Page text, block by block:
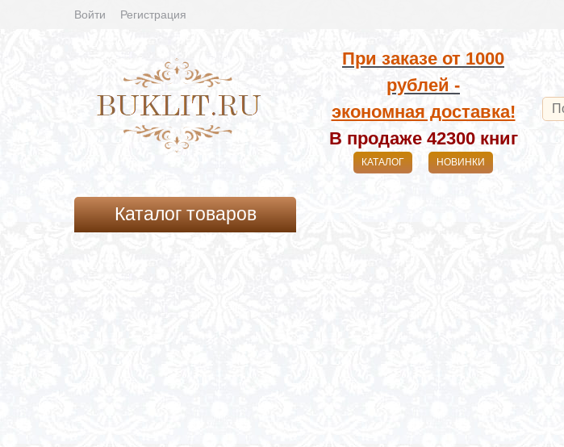
Войти Регистрация
При заказе от 1000
рублей -
экономная доставка!
В продаже 42300 книг
КАТАЛОГ НОВИНКИ
Каталог товаров